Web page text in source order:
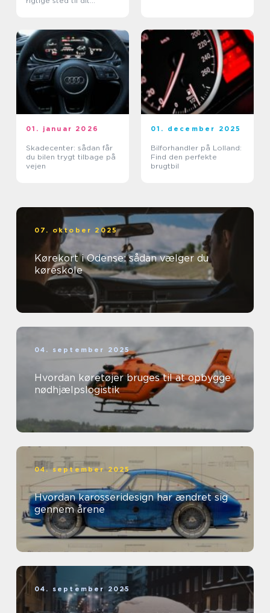
01. januar 2026
Skadecenter: sådan får
du bilen trygt tilbage på
vejen
01. december 2025
Bilforhandler på Lolland:
Find den perfekte
brugtbil
07. oktober 2025
Kørekort i Odense: sådan vælger du
køreskole
04. september 2025
Hvordan køretøjer bruges til at opbygge
nødhjælpslogistik
04. september 2025
Hvordan karosseridesign har ændret sig
gennem årene
04. september 2025